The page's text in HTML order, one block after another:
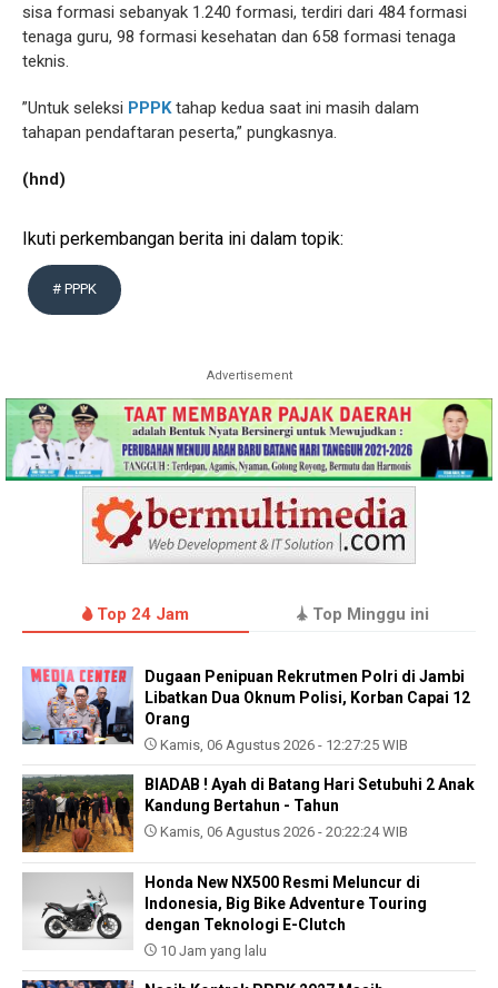
sisa formasi sebanyak 1.240 formasi, terdiri dari 484 formasi
tenaga guru, 98 formasi kesehatan dan 658 formasi tenaga
teknis.
”Untuk seleksi PPPKtahap kedua saat ini masih dalam
tahapan pendaftaran peserta,” pungkasnya.
(hnd)
Ikuti perkembangan berita ini dalam topik:
# PPPK
Advertisement
Top 24 Jam Top Minggu ini
Dugaan Penipuan Rekrutmen Polri di Jambi
Libatkan Dua Oknum Polisi, Korban Capai 12
Orang
Kamis, 06 Agustus 2026 - 12:27:25 WIB
BIADAB ! Ayah di Batang Hari Setubuhi 2 Anak
Kandung Bertahun - Tahun
Kamis, 06 Agustus 2026 - 20:22:24 WIB
Honda New NX500 Resmi Meluncur di
Indonesia, Big Bike Adventure Touring
dengan Teknologi E-Clutch
10 Jam yang lalu